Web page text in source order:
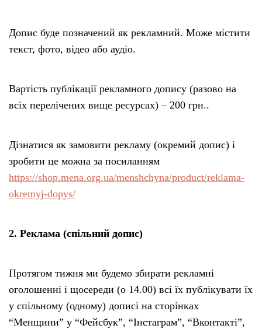
Допис буде позначений як рекламний. Може містити
текст, фото, відео або аудіо.
Вартість публікації рекламного допису (разово на
всіх перелічених вище ресурсах) – 200 грн..
Дізнатися як замовити рекламу (окремий допис) і
зробити це можна за посиланням
https://shop.mena.org.ua/menshchyna/product/reklama-
okremyj-dopys/
2. Реклама (спільний допис)
Протягом тижня ми будемо збирати рекламні
оголошенні і щосереди (о 14.00) всі їх публікувати їх
у спільному (одному) дописі на сторінках
“Менщини” у “Фейсбук”, “Інстаграм”, “Вконтакті”,